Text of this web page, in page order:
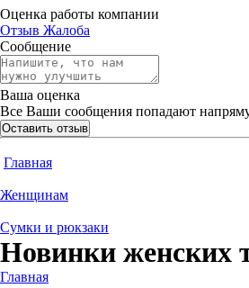
Оценка работы компании
Отзыв Жалоба
Сообщение
Ваша оценка
Все Ваши сообщения попадают
Оставить отзыв
Главная
Женщинам
Сумки и рюкзаки
Новинки женских
Главная